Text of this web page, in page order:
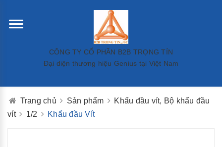
CÔNG TY CỔ PHẦN B2B TRỌNG TÍN
Đại diện thương hiệu Genius tại Việt Nam
Trang chủ Sản phẩm
Khẩu đầu vít, Bộ khẩu đầu
vít
1/2 Khẩu đầu Vít